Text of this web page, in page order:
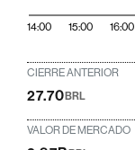
14:00 15:00 16:00
CIERRE ANTERIOR
27.70BRL
VALOR DE MERCADO